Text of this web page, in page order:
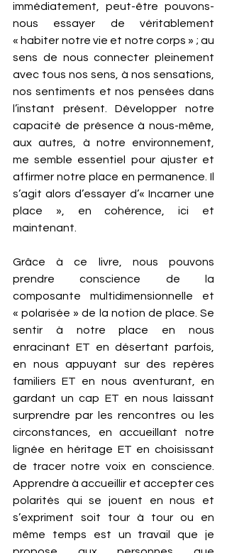
immédiatement, peut-être pouvons-
nous essayer de véritablement
« habiter notre vie et notre corps » ; au
sens de nous connecter pleinement
avec tous nos sens, à nos sensations,
nos sentiments et nos pensées dans
l’instant présent. Développer notre
capacité de présence à nous-même,
aux autres, à notre environnement,
me semble essentiel pour ajuster et
affirmer notre place en permanence. Il
s’agit alors d’essayer d’« Incarner une
place », en cohérence, ici et
maintenant.
Grâce à ce livre, nous pouvons
prendre conscience de la
composante multidimensionnelle et
« polarisée » de la notion de place. Se
sentir à notre place en nous
enracinant ET en désertant parfois,
en nous appuyant sur des repères
familiers ET en nous aventurant, en
gardant un cap ET en nous laissant
surprendre par les rencontres ou les
circonstances, en accueillant notre
lignée en héritage ET en choisissant
de tracer notre voix en conscience.
Apprendre à accueillir et accepter ces
polarités qui se jouent en nous et
s’expriment soit tour à tour ou en
même temps est un travail que je